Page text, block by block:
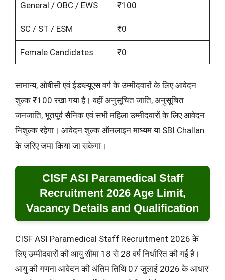
General / OBC / EWS ₹100
SC / ST / ESM ₹0
Female Candidates ₹0
सामान्य, ओबीसी एवं ईडब्ल्यूएस वर्ग के उम्मीदवारों के लिए आवेदन
शुल्क ₹100 रखा गया है। वहीं अनुसूचित जाति, अनुसूचित
जनजाति, भूतपूर्व सैनिक एवं सभी महिला उम्मीदवारों के लिए आवेदन
निशुल्क रहेगा। आवेदन शुल्क ऑनलाइन माध्यम या SBI Challan
के जरिए जमा किया जा सकेगा।
CISF ASI Paramedical Staff
Recruitment 2026 Age Limit,
Vacancy Details and Qualification
CISF ASI Paramedical Staff Recruitment 2026 के
लिए उम्मीदवारों की आयु सीमा 18 से 28 वर्ष निर्धारित की गई है।
आयु की गणना आवेदन की अंतिम तिथि 07 जुलाई 2026 के आधार